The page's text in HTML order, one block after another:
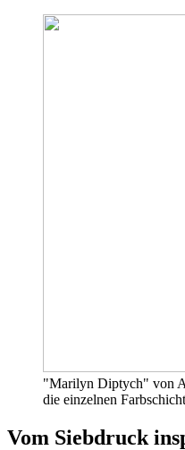
"Marilyn Diptych" von
die einzelnen
Vom Siebdruck